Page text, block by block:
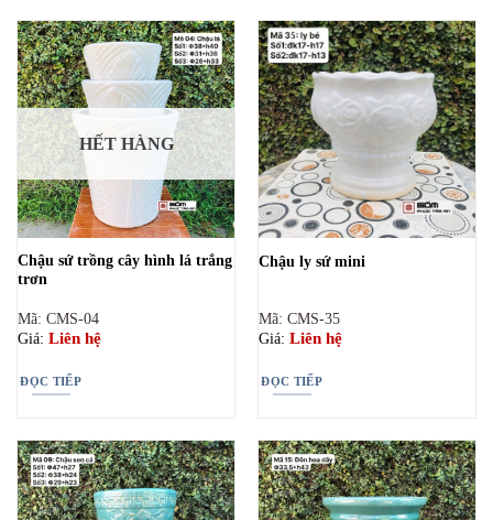
HẾT HÀNG
Chậu sứ trồng cây hình lá trắng
trơn
Mã: CMS-04
Giá: Liên hệ
ĐỌC TIẾP
Chậu ly sứ mini
Mã: CMS-35
Giá: Liên hệ
ĐỌC TIẾP